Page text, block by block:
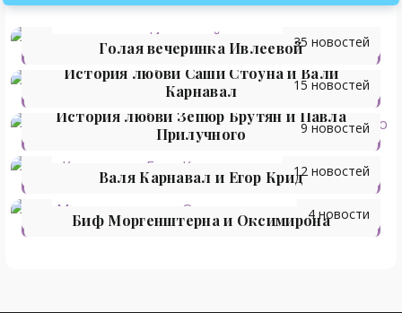
Голая вечеринка Ивлеевой35 новостей
История любви Саши Стоуна и Вали
Карнавал
15 новостей
История любви Зепюр Брутян и Павла
Прилучного
9 новостей
Валя Карнавал и Егор Крид12 новостей
Биф Моргенштерна и Оксимирона4 новости